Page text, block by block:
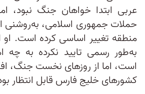
عربی ابتدا خواهان جنگ نبود،
حملات جمهوری اسلامی، به‌روشنی
منطقه تغییر اساسی کرده است. او
به‌طور رسمی تایید نکرده به چه
است، اما از روزهای نخست جنگ،
کشورهای خلیج فارس قابل انتظار